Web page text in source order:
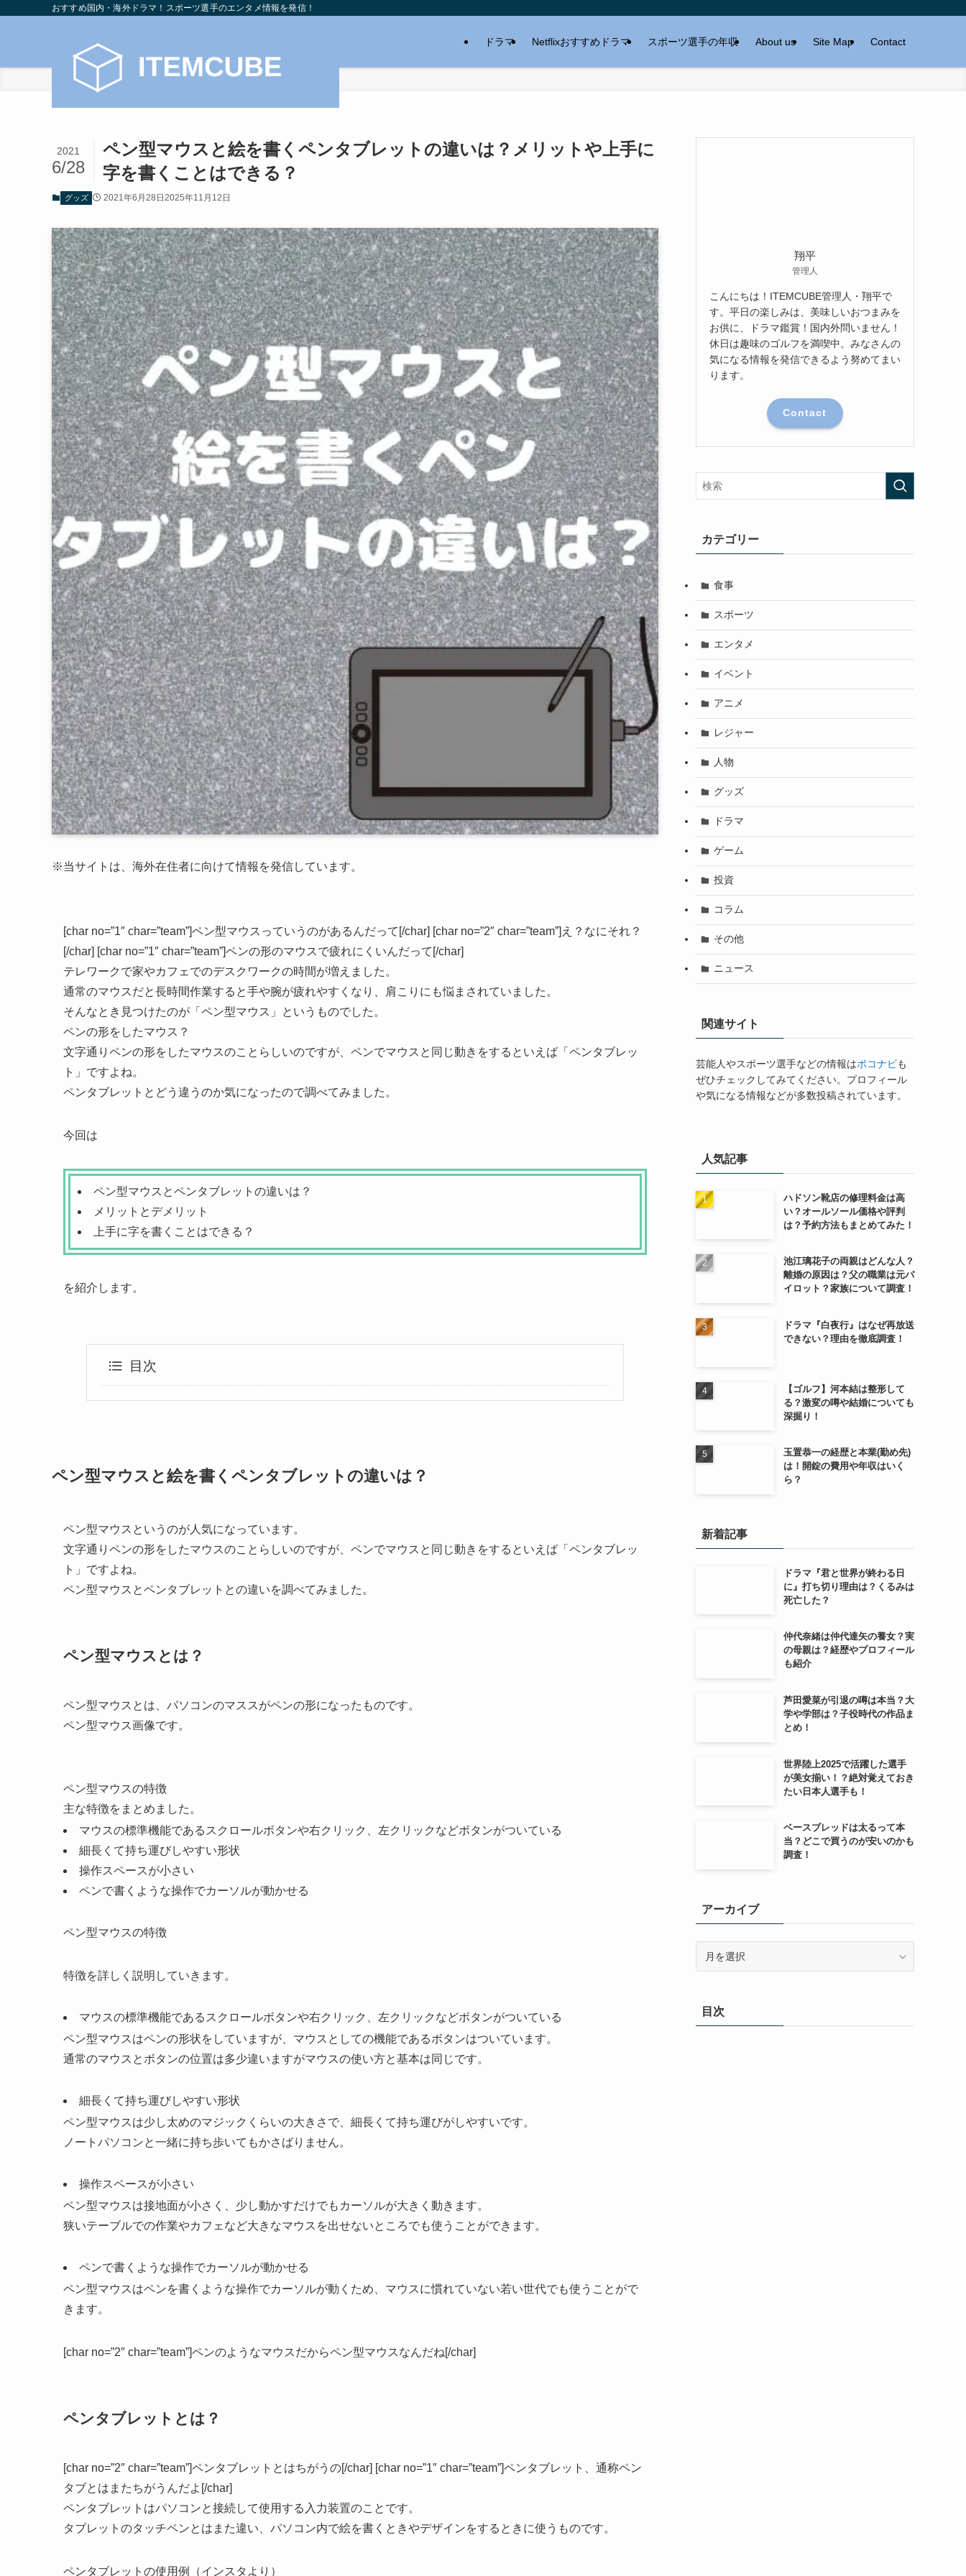
おすすめ国内・海外ドラマ！スポーツ選手のエンタメ情報を発信！
ドラマ Netflixおすすめドラマ スポーツ選手の年収 About us Site Map Contact
ホーム
ペン型マウスと絵を書くペンタブレットの違いは？メリットや上手に
字を書くことはできる？
2021
6/28
グッズ 2021年6月28日 2025年11月12日
※当サイトは、海外在住者に向けて情報を発信しています。
[char no=”1″ char=”team”]ペン型マウスっていうのがあるんだって[/char] [char no=”2″ char=”team”]え？なにそれ？
[/char] [char no=”1″ char=”team”]ペンの形のマウスで疲れにくいんだって[/char]
テレワークで家やカフェでのデスクワークの時間が増えました。
通常のマウスだと長時間作業すると手や腕が疲れやすくなり、肩こりにも悩まされていました。
そんなとき見つけたのが「ペン型マウス」というものでした。
ペンの形をしたマウス？
文字通りペンの形をしたマウスのことらしいのですが、ペンでマウスと同じ動きをするといえば「ペンタブレッ
ト」ですよね。
ペンタブレットとどう違うのか気になったので調べてみました。
今回は
ペン型マウスとペンタブレットの違いは？
メリットとデメリット
上手に字を書くことはできる？
を紹介します。
目次
ペン型マウスと絵を書くペンタブレットの違いは？
ペン型マウスというのが人気になっています。
文字通りペンの形をしたマウスのことらしいのですが、ペンでマウスと同じ動きをするといえば「ペンタブレッ
ト」ですよね。
ペン型マウスとペンタブレットとの違いを調べてみました。
ペン型マウスとは？
ペン型マウスとは、パソコンのマススがペンの形になったものです。
ペン型マウス画像です。
ペン型マウスの特徴
主な特徴をまとめました。
マウスの標準機能であるスクロールボタンや右クリック、左クリックなどボタンがついている
細長くて持ち運びしやすい形状
操作スペースが小さい
ペンで書くような操作でカーソルが動かせる
ペン型マウスの特徴
特徴を詳しく説明していきます。
マウスの標準機能であるスクロールボタンや右クリック、左クリックなどボタンがついている
ペン型マウスはペンの形状をしていますが、マウスとしての機能であるボタンはついています。
通常のマウスとボタンの位置は多少違いますがマウスの使い方と基本は同じです。
細長くて持ち運びしやすい形状
ペン型マウスは少し太めのマジックくらいの大きさで、細長くて持ち運びがしやすいです。
ノートパソコンと一緒に持ち歩いてもかさばりません。
操作スペースが小さい
ペン型マウスは接地面が小さく、少し動かすだけでもカーソルが大きく動きます。
狭いテーブルでの作業やカフェなど大きなマウスを出せないところでも使うことができます。
ペンで書くような操作でカーソルが動かせる
ペン型マウスはペンを書くような操作でカーソルが動くため、マウスに慣れていない若い世代でも使うことがで
きます。
[char no=”2″ char=”team”]ペンのようなマウスだからペン型マウスなんだね[/char]
ペンタブレットとは？
[char no=”2″ char=”team”]ペンタブレットとはちがうの[/char] [char no=”1″ char=”team”]ペンタブレット、通称ペン
タブとはまたちがうんだよ[/char]
ペンタブレットはパソコンと接続して使用する入力装置のことです。
タブレットのタッチペンとはまた違い、パソコン内で絵を書くときやデザインをするときに使うものです。
ペンタブレットの使用例（インスタより）
翔平
管理人
こんにちは！ITEMCUBE管理人・翔平で
す。平日の楽しみは、美味しいおつまみを
お供に、ドラマ鑑賞！国内外問いません！
休日は趣味のゴルフを満喫中。みなさんの
気になる情報を発信できるよう努めてまい
ります。
Contact
カテゴリー
食事
スポーツ
エンタメ
イベント
アニメ
レジャー
人物
グッズ
ドラマ
ゲーム
投資
コラム
その他
ニュース
関連サイト
芸能人やスポーツ選手などの情報はポコナビも
ぜひチェックしてみてください。プロフィール
や気になる情報などが多数投稿されています。
人気記事
ハドソン靴店の修理料金は高
い？オールソール価格や評判
は？予約方法もまとめてみた！
池江璃花子の両親はどんな人？
離婚の原因は？父の職業は元パ
イロット？家族について調査！
ドラマ『白夜行』はなぜ再放送
できない？理由を徹底調査！
【ゴルフ】河本結は整形して
る？激変の噂や結婚についても
深掘り！
玉置恭一の経歴と本業(勤め先)
は！開錠の費用や年収はいく
ら？
新着記事
ドラマ『君と世界が終わる日
に』打ち切り理由は？くるみは
死亡した？
仲代奈緒は仲代達矢の養女？実
の母親は？経歴やプロフィール
も紹介
芦田愛菜が引退の噂は本当？大
学や学部は？子役時代の作品ま
とめ！
世界陸上2025で活躍した選手
が美女揃い！？絶対覚えておき
たい日本人選手も！
ベースブレッドは太るって本
当？どこで買うのが安いのかも
調査！
アーカイブ
ブ目次